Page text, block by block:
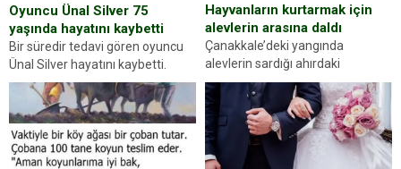
Oyuncu Ünal Silver 75
yaşında hayatını kaybetti
Bir süredir tedavi gören oyuncu
Ünal Silver hayatını kaybetti.
Haberi, oyuncunun menajerlik
ajansı duyurdu. Renda Güner,
sosyal medya hesabında “Usta
Oyuncumuz ve çok değerli
dostumuz...
Hayvanların kurtarmak için
alevlerin arasına daldı
Çanakkale’deki yangında
alevlerin sardığı ahırdaki
hayvanlarını kurtarmak isteyen
Zeki Demir (66) ölümden döndü.
Yüzünde ve ellerinde yanıklar
oluşan Demir, kâbus dolu anları
anlattı… Merkeze bağlı...